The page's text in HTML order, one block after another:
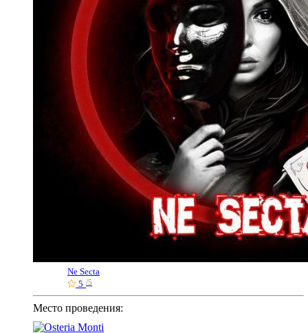
Ne Secta
5 /5
Место проведения: